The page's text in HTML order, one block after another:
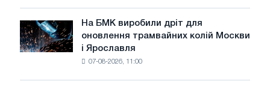
у
липні
На
БМК
виробили
На БМК виробили дріт для
оновлення трамвайних колій Москви
і Ярославля
07-08-2026, 11:00